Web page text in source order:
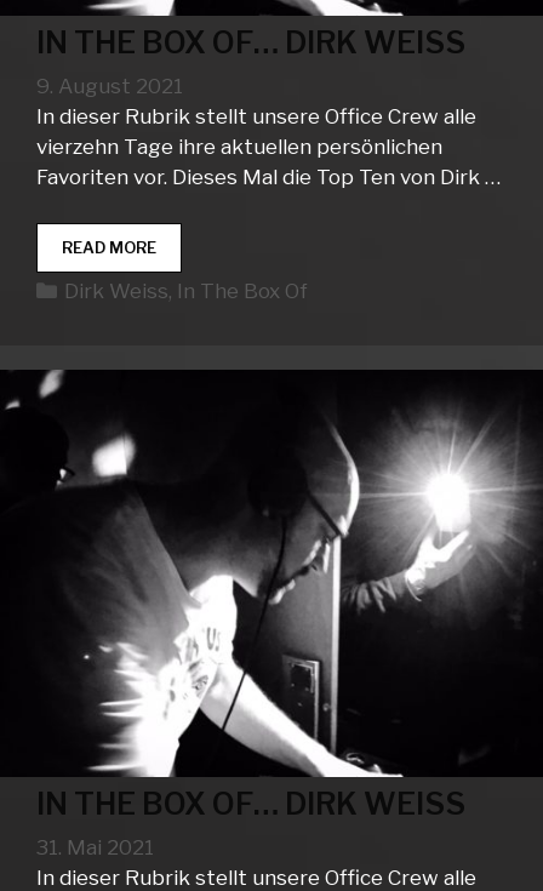
IN THE BOX OF… DIRK WEISS
9. August 2021
In dieser Rubrik stellt unsere Office Crew alle
vierzehn Tage ihre aktuellen persönlichen
Favoriten vor. Dieses Mal die Top Ten von Dirk …
READ MOREIN
THE
BOX
Kategorien
Dirk Weiss, In The Box Of
IN THE BOX OF… DIRK WEISS
31. Mai 2021
In dieser Rubrik stellt unsere Office Crew alle